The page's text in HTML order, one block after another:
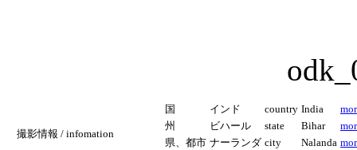
撮影情報 / infomation
国 インド country India
州
ビハール state Bihar
県、都市 ナーランダ city Nalanda